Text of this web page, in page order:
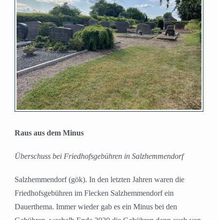
Bild
Raus aus dem Minus
Überschuss bei Friedhofsgebühren in Salzhemmendorf
Salzhemmendorf (gök). In den letzten Jahren waren die
Friedhofsgebühren im Flecken Salzhemmendorf ein
Dauerthema. Immer wieder gab es ein Minus bei den